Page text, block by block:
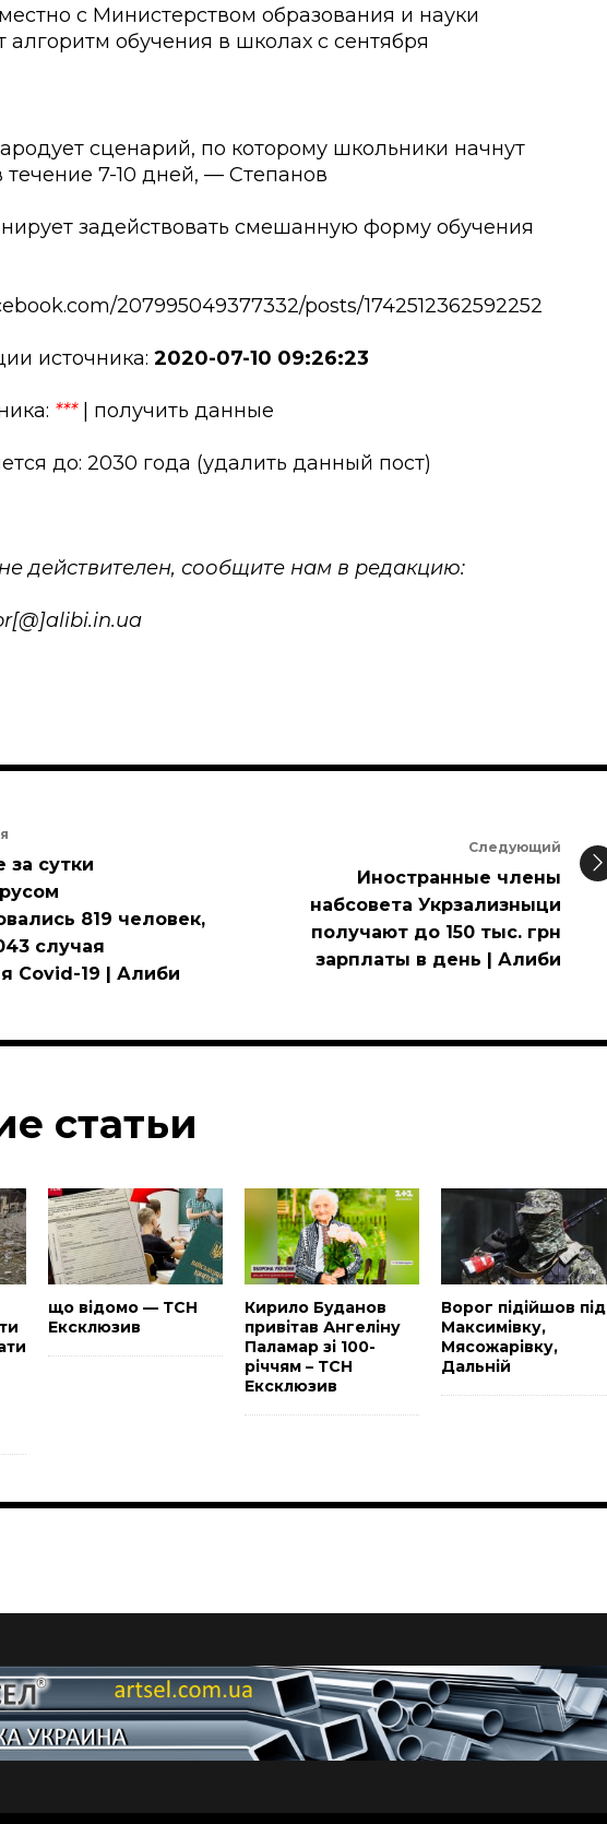
с Министерством образования и науки
алгоритм обучения в школах с сентября
сценарий, по которому школьники начнут
течение 7-10 дней, — Степанов
задействовать смешанную форму обучения
207995049377332/posts/1742512362592252
источника: 2020-07-10 09:26:23
***| получить данные
до: 2030 года (удалить данный пост)
действителен, сообщите нам в редакцию:
за сутки
819 человек,
случая
Covid-19 | Алиби
Следующий
Иностранные члены
набсовета Укрзализныци
получают до 150 тыс. грн
зарплаты в день | Алиби
статьи
що відомо — ТСН
Ексклюзив
Кирило Буданов
привітав Ангеліну
Паламар зі 100-
річчям – ТСН
Ексклюзив
Ворог підійшов під
Максимівку,
Мясожарівку,
Дальній